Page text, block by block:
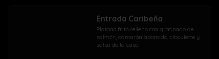
Entrada Caribeña
Platano frito relleno con gratinado de
salmón, camarón apanado, ciboulette y
salsa de la casa